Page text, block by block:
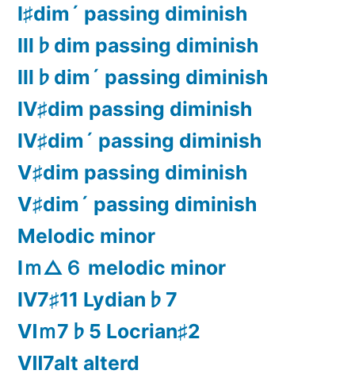
Ⅰ♯dim´ passing diminish
Ⅲ♭dim passing diminish
Ⅲ♭dim´ passing diminish
Ⅳ♯dim passing diminish
Ⅳ♯dim´ passing diminish
Ⅴ♯dim passing diminish
Ⅴ♯dim´ passing diminish
Melodic minor
Ⅰｍ△６ melodic minor
Ⅳ7♯11 Lydian♭7
Ⅵｍ7♭5 Locrian♯2
Ⅶ7alt alterd